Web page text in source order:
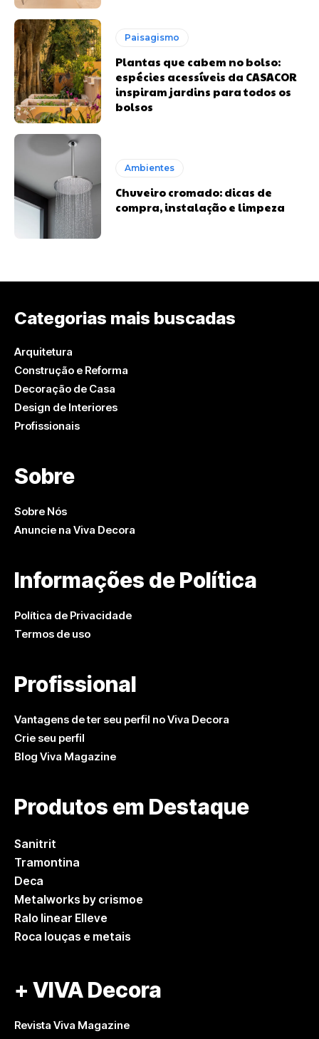
Paisagismo
Plantas que cabem no bolso:
espécies acessíveis da CASACOR
inspiram jardins para todos os
bolsos
Ambientes
Chuveiro cromado: dicas de
compra, instalação e limpeza
Categorias mais buscadas
Arquitetura
Construção e Reforma
Decoração de Casa
Design de Interiores
Profissionais
Sobre
Sobre Nós
Anuncie na Viva Decora
Informações de Política
Política de Privacidade
Termos de uso
Profissional
Vantagens de ter seu perfil no Viva Decora
Crie seu perfil
Blog Viva Magazine
Produtos em Destaque
Sanitrit
Tramontina
Deca
Metalworks by crismoe
Ralo linear Elleve
Roca louças e metais
+ VIVA Decora
Revista Viva Magazine